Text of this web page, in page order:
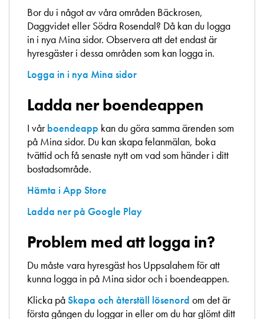
Bor du i något av våra områden Bäckrosen,
Daggvidet eller Södra Rosendal? Då kan du logga
in i nya Mina sidor. Observera att det endast är
hyresgäster i dessa områden som kan logga in.
Logga in i nya Mina sidor
Ladda ner boendeappen
I vårboendeapp kan du göra samma ärenden som
på Mina sidor. Du kan skapa felanmälan, boka
tvättid och få senaste nytt om vad som händer i ditt
bostadsområde.
Hämta i App Store
Ladda ner på Google Play
Problem med att logga in?
Du måste vara hyresgäst hos Uppsalahem för att
kunna logga in på Mina sidor och i boendeappen.
Klicka påSkapa och återställ lösenord om det är
första gången du loggar in eller om du har glömt ditt